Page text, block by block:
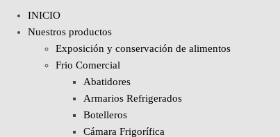
INICIO
Nuestros productos
Exposición y conservación de alimentos
Frio Comercial
Abatidores
Armarios Refrigerados
Botelleros
Cámara Frigorífica